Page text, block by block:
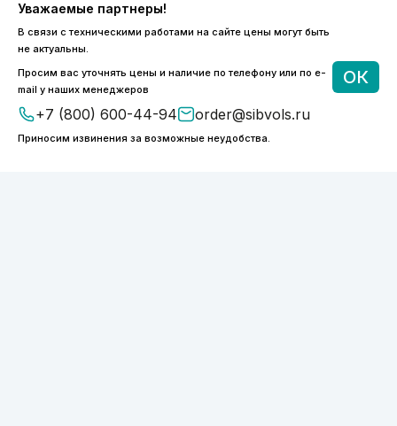
Уважаемые партнеры!
В связи с техническими работами на сайте цены могут быть
не актуальны.
Просим вас уточнять цены и наличие по телефону или по e-
mail у наших менеджеров
+7 (800) 600-44-94 order@sibvols.ru
Приносим извинения за возможные неудобства.
ОК
8 (800) 600-44-94
ПН-ПТ 9:00 - 18:00
order@sibvols.ru